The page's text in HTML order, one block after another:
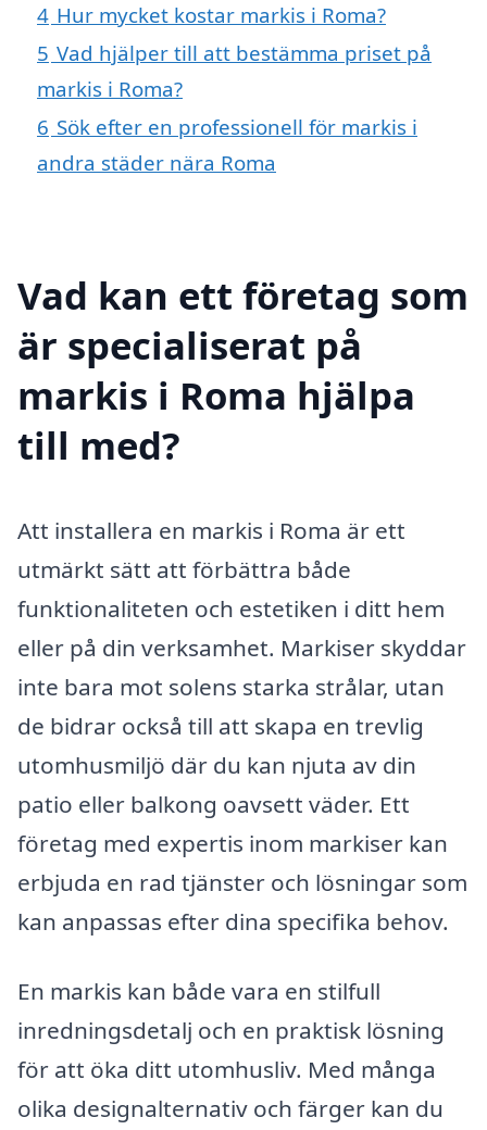
4 Hur mycket kostar markis i Roma?
5 Vad hjälper till att bestämma priset på
markis i Roma?
6 Sök efter en professionell för markis i
andra städer nära Roma
Vad kan ett företag som
är specialiserat på
markis i Roma hjälpa
till med?
Att installera en markis i Roma är ett
utmärkt sätt att förbättra både
funktionaliteten och estetiken i ditt hem
eller på din verksamhet. Markiser skyddar
inte bara mot solens starka strålar, utan
de bidrar också till att skapa en trevlig
utomhusmiljö där du kan njuta av din
patio eller balkong oavsett väder. Ett
företag med expertis inom markiser kan
erbjuda en rad tjänster och lösningar som
kan anpassas efter dina specifika behov.
En markis kan både vara en stilfull
inredningsdetalj och en praktisk lösning
för att öka ditt utomhusliv. Med många
olika designalternativ och färger kan du